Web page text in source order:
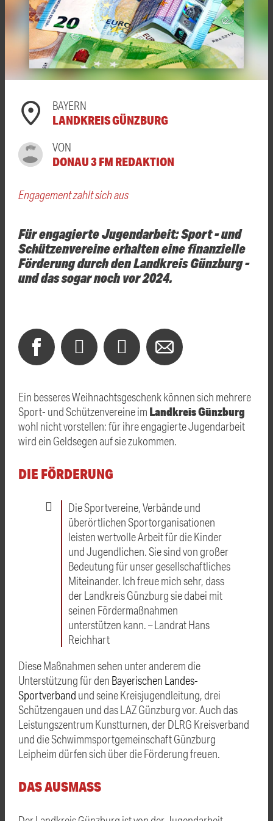
BAYERN
LANDKREIS GÜNZBURG
VON
DONAU 3 FM REDAKTION
Engagement zahlt sich aus
Für engagierte Jugendarbeit: Sport - und
Schützenvereine erhalten eine finanzielle
Förderung durch den Landkreis Günzburg -
und das sogar noch vor 2024.
Ein besseres Weihnachtsgeschenk können sich mehrere
Sport- und Schützenvereine im Landkreis Günzburg
wohl nicht vorstellen: für ihre engagierte Jugendarbeit
wird ein Geldsegen auf sie zukommen.
DIE FÖRDERUNG
Die Sportvereine, Verbände und
überörtlichen Sportorganisationen
leisten wertvolle Arbeit für die Kinder
und Jugendlichen. Sie sind von großer
Bedeutung für unser gesellschaftliches
Miteinander. Ich freue mich sehr, dass
der Landkreis Günzburg sie dabei mit
seinen Fördermaßnahmen
unterstützen kann. – Landrat Hans
Reichhart
Diese Maßnahmen sehen unter anderem die
Unterstützung für den Bayerischen Landes-
Sportverband und seine Kreisjugendleitung, drei
Schützengauen und das LAZ Günzburg vor. Auch das
Leistungszentrum Kunstturnen, der DLRG Kreisverband
und die Schwimmsportgemeinschaft Günzburg
Leipheim dürfen sich über die Förderung freuen.
DAS AUSMASS